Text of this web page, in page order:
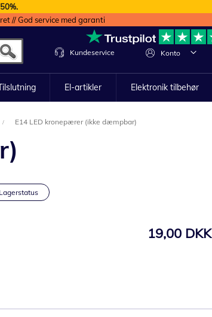
// God service med garanti
Konto
Lave
Kundeservice
El-artikler Elektronik tilbehør
E14 LED kronepærer (ikke dæmpbar)
Lagerstatus
19,00 DKK